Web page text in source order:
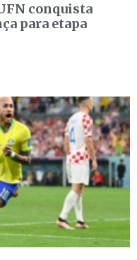
conquista
para etapa